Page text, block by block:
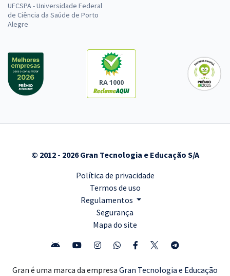
UFCSPA - Universidade Federal
de Ciência da Saúde de Porto
Alegre
RA 1000
© 2012 - 2026 Gran Tecnologia e Educação S/A
Política de privacidade
Termos de uso
Regulamentos
Segurança
Mapa do site
Gran é uma marca da empresa Gran Tecnologia e Educação